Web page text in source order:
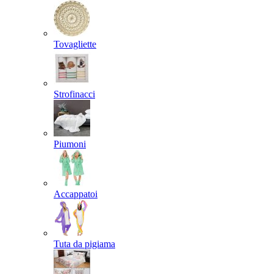
Tovagliette
Strofinacci
Piumoni
Accappatoi
Tuta da pigiama